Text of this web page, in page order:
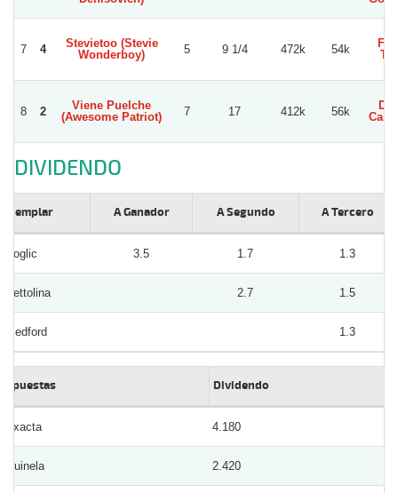
7 4
Stevietoo (Stevie
Wonderboy)
5 9 1/4 472k 54k
8 2
Viene Puelche
(Awesome Patriot)
7 17 412k 56k
DIVIDENDO
Ejemplar A Ganador A Segundo A Tercero
Roglic 3.5 1.7 1.3
Bettolina 2.7 1.5
Medford 1.3
Apuestas Dividendo
Exacta 4.180
Quinela 2.420